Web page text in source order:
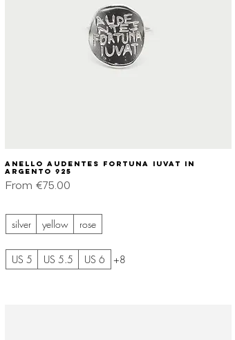
Quick View
Anello audentes fortuna iuvat in
argento 925
From €75.00
Sale Price
silver yellow rose
US 5 US 5.5 US 6 +8